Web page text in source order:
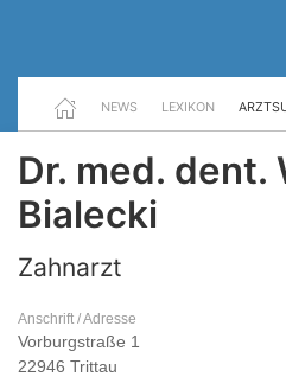
NEWS LEXIKON
Dr. med. dent.
Bialecki
Zahnarzt
Anschrift / Adresse
Vorburgstraße 1
22946 Trittau